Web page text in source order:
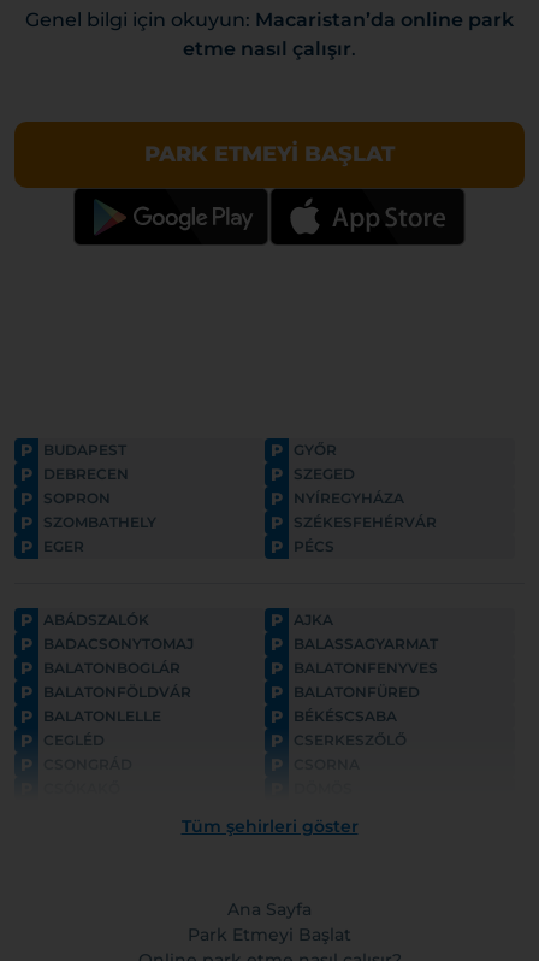
Genel bilgi için okuyun: Macaristan’da online park
etme nasıl çalışır.
PARK ETMEYI BAŞLAT
P BUDAPEST P GYŐR
P DEBRECEN P SZEGED
P SOPRON P NYÍREGYHÁZA
P SZOMBATHELY P SZÉKESFEHÉRVÁR
P EGER P PÉCS
P ABÁDSZALÓK P AJKA
P BADACSONYTOMAJ P BALASSAGYARMAT
P BALATONBOGLÁR P BALATONFENYVES
P BALATONFÖLDVÁR P BALATONFÜRED
P BALATONLELLE P BÉKÉSCSABA
P CEGLÉD P CSERKESZŐLŐ
P P
P GYÖNGYÖS
P HOLLÓKŐ
P HÉVÍZ
HÓDMEZŐVÁSÁRHELY KAPOSVÁR
Tüm şehirleri göster
Ana Sayfa
Park Etmeyi Başlat